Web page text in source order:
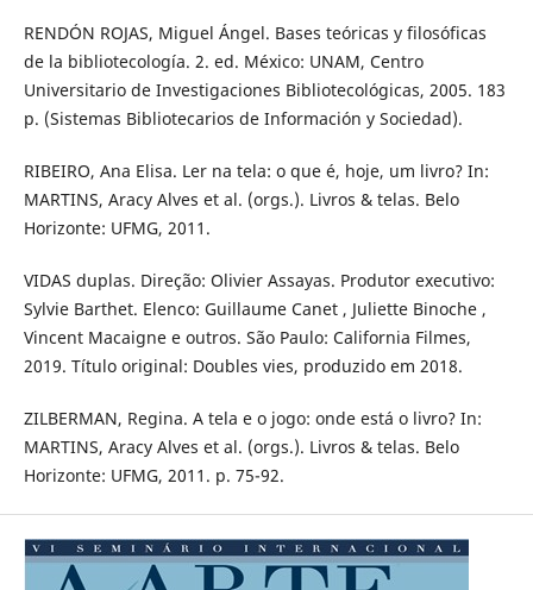
RENDÓN ROJAS, Miguel Ángel. Bases teóricas y filosóficas
de la bibliotecología. 2. ed. México: UNAM, Centro
Universitario de Investigaciones Bibliotecológicas, 2005. 183
p. (Sistemas Bibliotecarios de Información y Sociedad).
RIBEIRO, Ana Elisa. Ler na tela: o que é, hoje, um livro? In:
MARTINS, Aracy Alves et al. (orgs.). Livros & telas. Belo
Horizonte: UFMG, 2011.
VIDAS duplas. Direção: Olivier Assayas. Produtor executivo:
Sylvie Barthet. Elenco: Guillaume Canet , Juliette Binoche ,
Vincent Macaigne e outros. São Paulo: California Filmes,
2019. Título original: Doubles vies, produzido em 2018.
ZILBERMAN, Regina. A tela e o jogo: onde está o livro? In:
MARTINS, Aracy Alves et al. (orgs.). Livros & telas. Belo
Horizonte: UFMG, 2011. p. 75-92.